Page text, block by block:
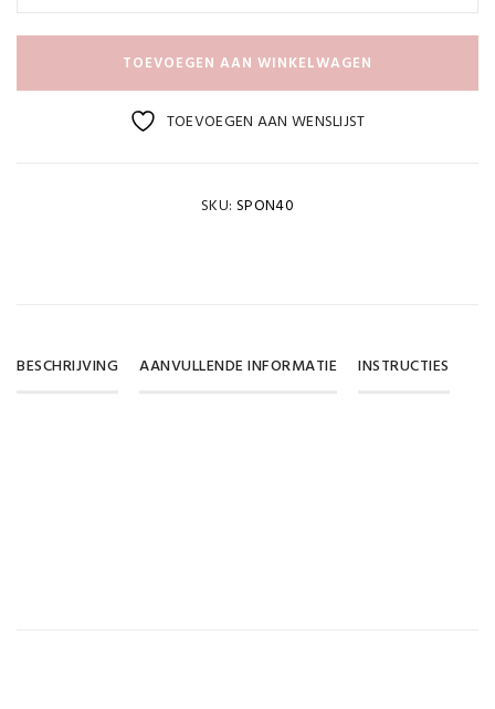
TOEVOEGEN AAN WINKELWAGEN
TOEVOEGEN AAN WENSLIJST
SKU: SPON40
BESCHRIJVING AANVULLENDE INFORMATIE INSTRUCTIES